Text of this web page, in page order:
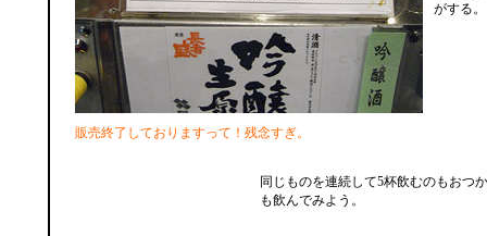
販売終了しておりますって！残念すぎ。
がする。
同じものを連続して5杯飲むのもおつ
も飲んでみよう。